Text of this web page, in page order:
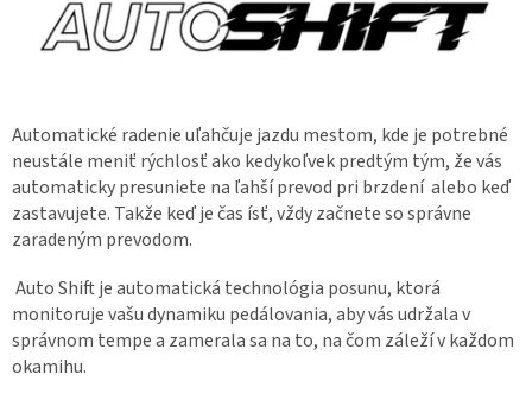
Automatické radenie uľahčuje jazdu mestom, kde je potrebné
neustále meniť rýchlosť ako kedykoľvek predtým tým, že vás
automaticky presuniete na ľahší prevod pri brzdení alebo keď
zastavujete. Takže keď je čas ísť, vždy začnete so správne
zaradeným prevodom.
Auto Shift je automatická technológia posunu, ktorá
monitoruje vašu dynamiku pedálovania, aby vás udržala v
správnom tempe a zamerala sa na to, na čom záleží v každom
okamihu.